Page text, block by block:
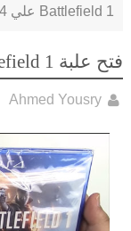
Battlefield 1 علي PS4 و Xb1
فتح علبة Battlefield 1 علي PS4 و Xb1
Ahmed Yousry